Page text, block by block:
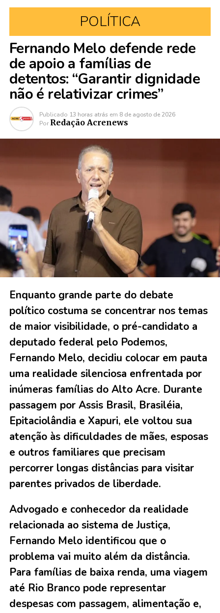
POLÍTICA
Fernando Melo defende rede
de apoio a famílias de
detentos: “Garantir dignidade
não é relativizar crimes”
Publicado 13 horas atrás em 8 de agosto de 2026
Por Redação Acrenews
Enquanto grande parte do debate
político costuma se concentrar nos temas
de maior visibilidade, o pré-candidato a
deputado federal pelo Podemos,
Fernando Melo, decidiu colocar em pauta
uma realidade silenciosa enfrentada por
inúmeras famílias do Alto Acre. Durante
passagem por Assis Brasil, Brasiléia,
Epitaciolândia e Xapuri, ele voltou sua
atenção às dificuldades de mães, esposas
e outros familiares que precisam
percorrer longas distâncias para visitar
parentes privados de liberdade.
Advogado e conhecedor da realidade
relacionada ao sistema de Justiça,
Fernando Melo identificou que o
problema vai muito além da distância.
Para famílias de baixa renda, uma viagem
até Rio Branco pode representar
despesas com passagem, alimentação e,